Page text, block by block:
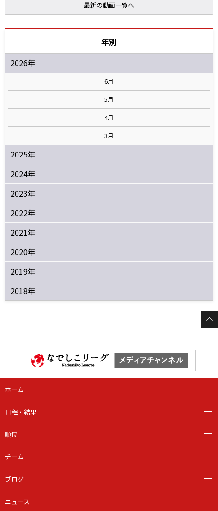
最新の動画一覧へ
年別
2026年
6月
5月
4月
3月
2025年
2024年
2023年
2022年
2021年
2020年
2019年
2018年
ホーム
日程・結果
順位
チーム
ブログ
ニュース